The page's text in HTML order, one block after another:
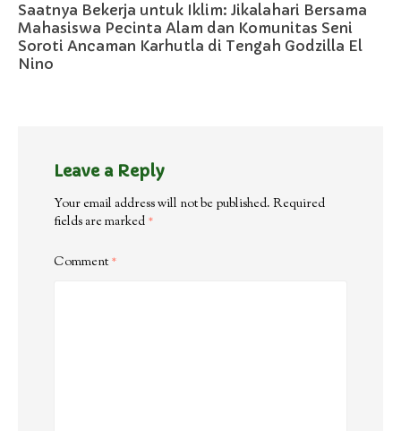
Saatnya Bekerja untuk Iklim: Jikalahari Bersama
Mahasiswa Pecinta Alam dan Komunitas Seni
Soroti Ancaman Karhutla di Tengah Godzilla El
Nino
Leave a Reply
Your email address will not be published. Required
fields are marked *
Comment*